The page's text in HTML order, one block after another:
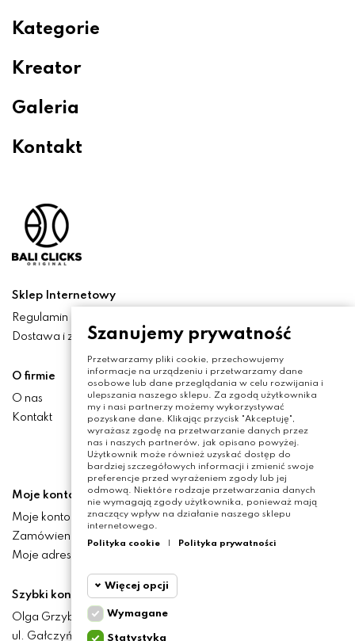
Kategorie
Kreator
Galeria
Kontakt
Sklep Internetowy
Regulamin
Dostawa i zwroty
O firmie
O nas
Kontakt
Moje konto
Moje konto
Zamówienia
Moje adresy
Szybki kontakt
Olga Grzyb STILO
ul. Gałczyńskiego 24
Szanujemy prywatność
Przetwarzamy pliki cookie, przechowujemy
informacje na urządzeniu i przetwarzamy dane
osobowe lub dane przeglądania w celu rozwijania i
ulepszania naszego sklepu. Za zgodą użytkownika
my i nasi partnerzy możemy wykorzystywać
pozyskane dane. Klikając przycisk "Akceptuję",
wyrażasz zgodę na przetwarzanie danych przez
nas i naszych partnerów, jak opisano powyżej.
Użytkownik może również uzyskać dostęp do
bardziej szczegółowych informacji i zmienić swoje
preferencje przed wyrażeniem zgody lub jej
odmową. Niektóre rodzaje przetwarzania danych
nie wymagają zgody użytkownika, ponieważ mają
znaczący wpływ na działanie naszego sklepu
internetowego.
Polityka cookie
Polityka prywatności
Więcej opcji
Wymagane
Wymagane
Statystyka